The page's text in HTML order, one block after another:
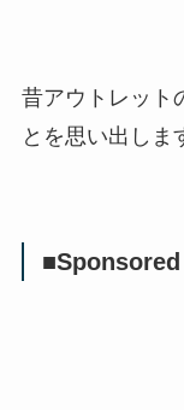
昔アウトレット
とを思い出しま